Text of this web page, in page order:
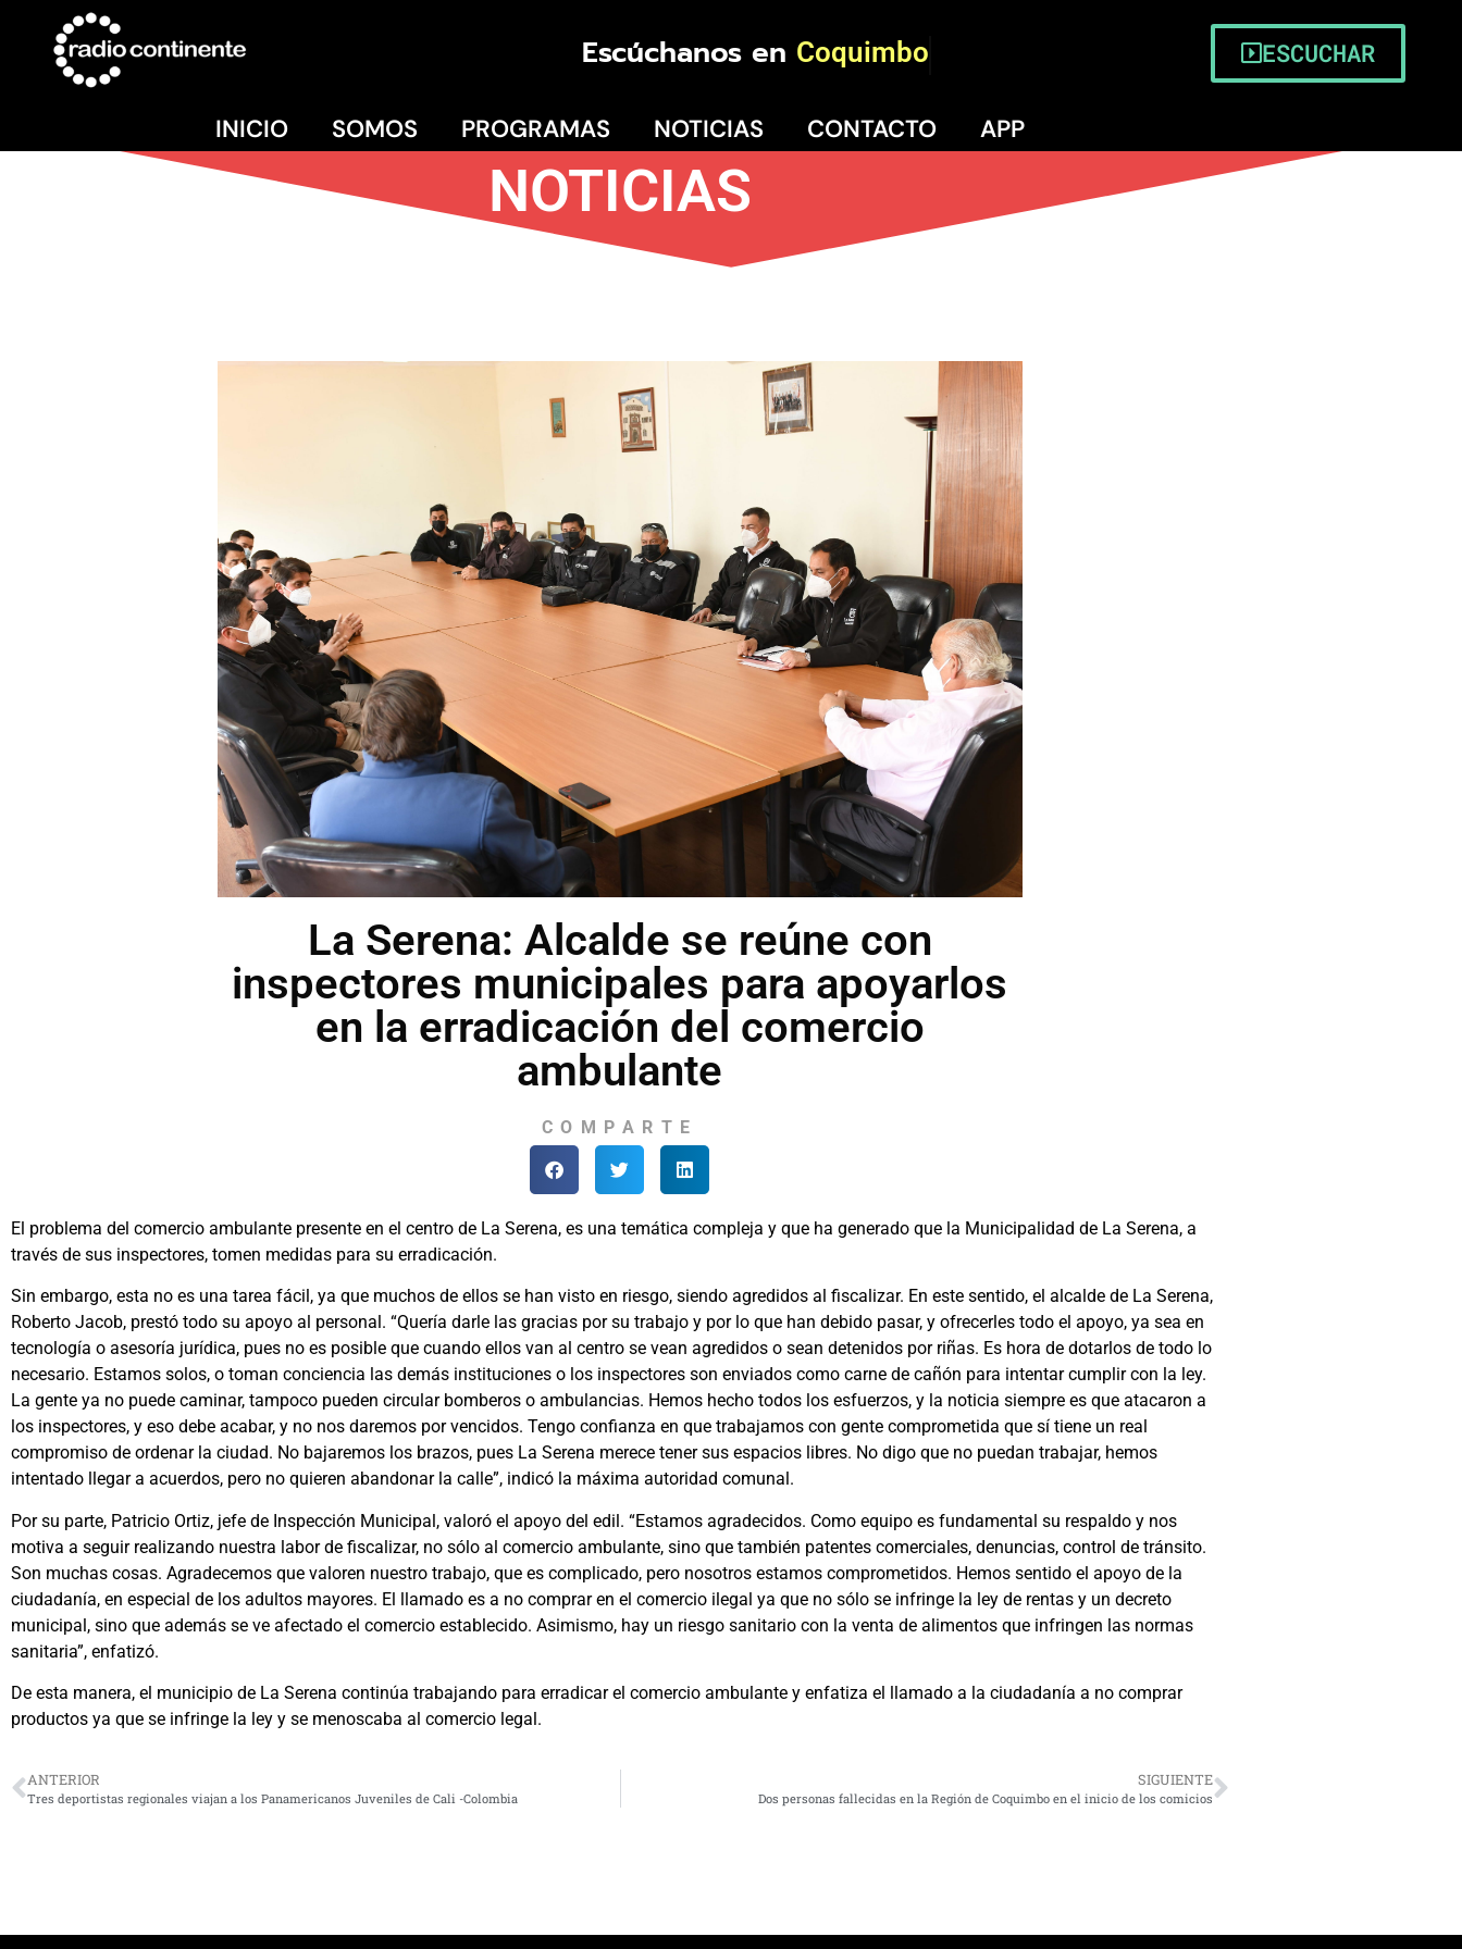
Escúchanos en Coquimbo ESCUCHAR
INICIO SOMOS PROGRAMAS NOTICIAS CONTACTO APP
NOTICIAS
La Serena: Alcalde se reúne con
inspectores municipales para apoyarlos
en la erradicación del comercio
ambulante
COMPARTE
El problema del comercio ambulante presente en el centro de La Serena, es una temática compleja y que ha generado que la Municipalidad de La Serena, a
través de sus inspectores, tomen medidas para su erradicación.
Sin embargo, esta no es una tarea fácil, ya que muchos de ellos se han visto en riesgo, siendo agredidos al fiscalizar. En este sentido, el alcalde de La Serena,
Roberto Jacob, prestó todo su apoyo al personal. “Quería darle las gracias por su trabajo y por lo que han debido pasar, y ofrecerles todo el apoyo, ya sea en
tecnología o asesoría jurídica, pues no es posible que cuando ellos van al centro se vean agredidos o sean detenidos por riñas. Es hora de dotarlos de todo lo
necesario. Estamos solos, o toman conciencia las demás instituciones o los inspectores son enviados como carne de cañón para intentar cumplir con la ley.
La gente ya no puede caminar, tampoco pueden circular bomberos o ambulancias. Hemos hecho todos los esfuerzos, y la noticia siempre es que atacaron a
los inspectores, y eso debe acabar, y no nos daremos por vencidos. Tengo confianza en que trabajamos con gente comprometida que sí tiene un real
compromiso de ordenar la ciudad. No bajaremos los brazos, pues La Serena merece tener sus espacios libres. No digo que no puedan trabajar, hemos
intentado llegar a acuerdos, pero no quieren abandonar la calle”, indicó la máxima autoridad comunal.
Por su parte, Patricio Ortiz, jefe de Inspección Municipal, valoró el apoyo del edil. “Estamos agradecidos. Como equipo es fundamental su respaldo y nos
motiva a seguir realizando nuestra labor de fiscalizar, no sólo al comercio ambulante, sino que también patentes comerciales, denuncias, control de tránsito.
Son muchas cosas. Agradecemos que valoren nuestro trabajo, que es complicado, pero nosotros estamos comprometidos. Hemos sentido el apoyo de la
ciudadanía, en especial de los adultos mayores. El llamado es a no comprar en el comercio ilegal ya que no sólo se infringe la ley de rentas y un decreto
municipal, sino que además se ve afectado el comercio establecido. Asimismo, hay un riesgo sanitario con la venta de alimentos que infringen las normas
sanitaria”, enfatizó.
De esta manera, el municipio de La Serena continúa trabajando para erradicar el comercio ambulante y enfatiza el llamado a la ciudadanía a no comprar
productos ya que se infringe la ley y se menoscaba al comercio legal.
ANTERIOR
Tres deportistas regionales viajan a los Panamericanos Juveniles de Cali -Colombia
SIGUIENTE
Dos personas fallecidas en la Región de Coquimbo en el inicio de los comicios